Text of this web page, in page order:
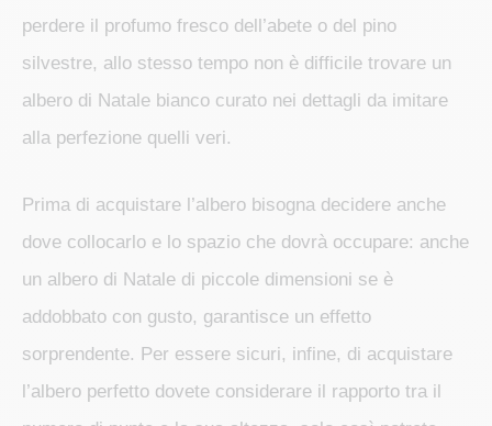
perdere il profumo fresco dell’abete o del pino
silvestre, allo stesso tempo non è difficile trovare un
albero di Natale bianco curato nei dettagli da imitare
alla perfezione quelli veri.
Prima di acquistare l’albero bisogna decidere anche
dove collocarlo e lo spazio che dovrà occupare: anche
un albero di Natale di piccole dimensioni se è
addobbato con gusto, garantisce un effetto
sorprendente. Per essere sicuri, infine, di acquistare
l’albero perfetto dovete considerare il rapporto tra il